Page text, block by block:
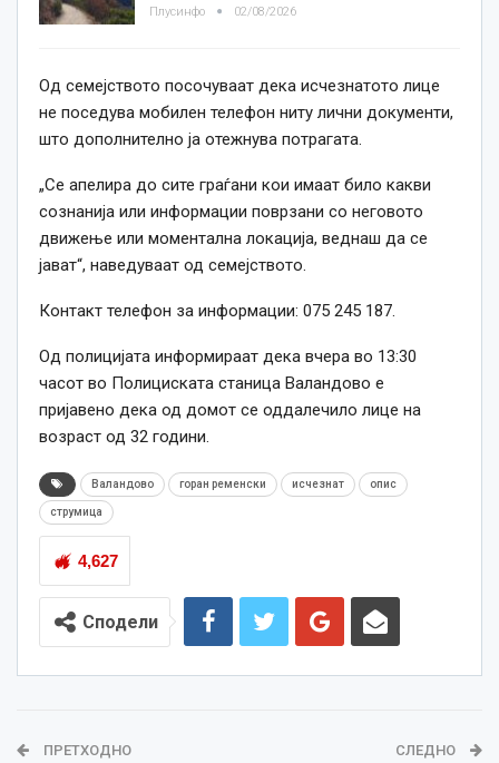
Плусинфо 02/08/2026
Од семејството посочуваат дека исчезнатото лице
не поседува мобилен телефон ниту лични документи,
што дополнително ја отежнува потрагата.
„Се апелира до сите граѓани кои имаат било какви
сознанија или информации поврзани со неговото
движење или моментална локација, веднаш да се
јават“, наведуваат од семејството.
Контакт телефон за информации: 075 245 187.
Од полицијата информираат дека вчера во 13:30
часот во Полициската станица Валандово е
пријавено дека од домот се оддалечило лице на
возраст од 32 години.
Валандово горан ременски исчезнат опис
струмица
4,627
Сподели
ПРЕТХОДНО СЛЕДНО